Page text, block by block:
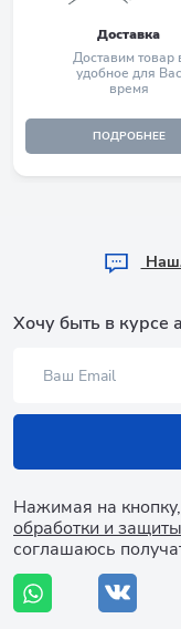
Доставка
Доставим товар
удобное для Вас
время
ПОДРОБНЕЕ
Хочу быть в курсе
Нажимая на
обработки и
соглашаюсь